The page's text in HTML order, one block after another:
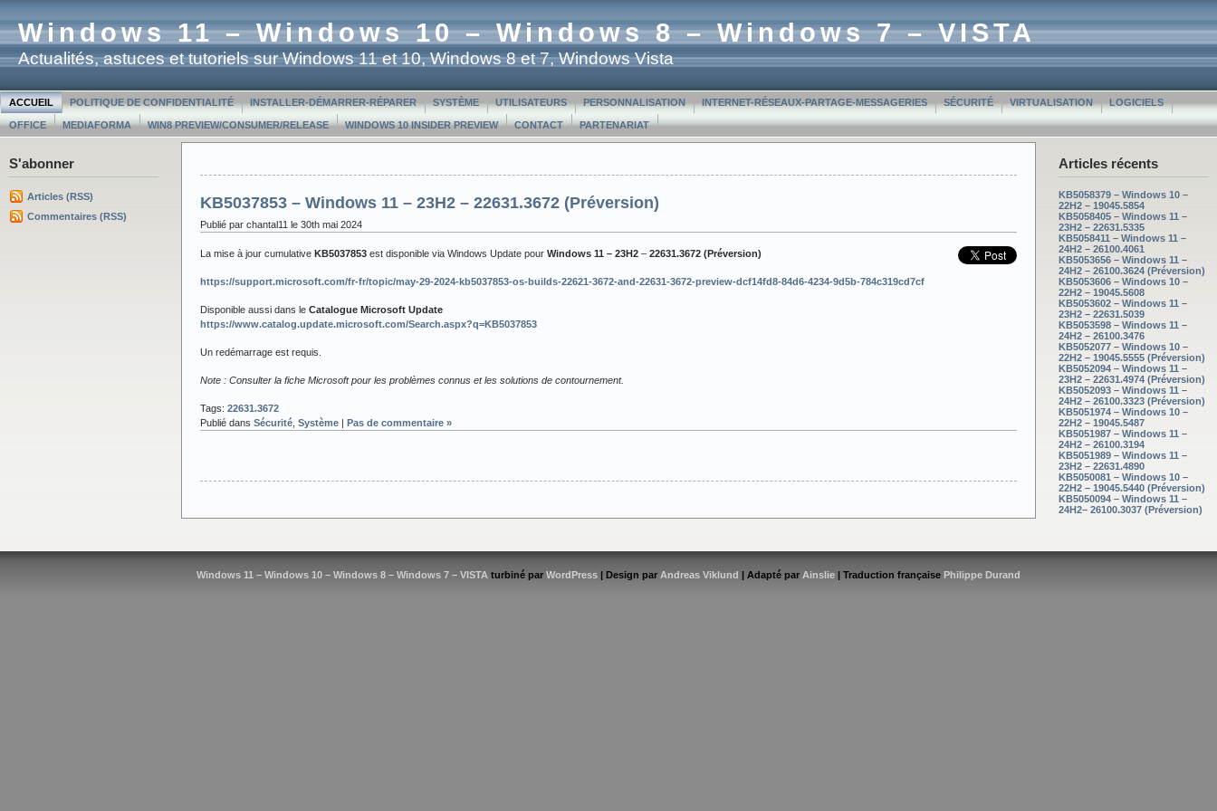
Windows 11 – Windows 10 – Windows 8 – Windows 7 – VISTA
Actualités, astuces et tutoriels sur Windows 11 et 10, Windows 8 et 7, Windows Vista
ACCUEIL POLITIQUE DE CONFIDENTIALITÉ INSTALLER-DÉMARRER-RÉPARER SYSTÈME UTILISATEURS PERSONNALISATION INTERNET-RÉSEAUX-PARTAGE-MESSAGERIES SÉCURITÉ VIRTUALISATION LOGICIELS
OFFICE MEDIAFORMA WIN8 PREVIEW/CONSUMER/RELEASE WINDOWS 10 INSIDER PREVIEW CONTACT PARTENARIAT
S'abonner
Articles (RSS)
Commentaires (RSS)
Articles récents
KB5058379 – Windows 10 –
22H2 – 19045.5854
KB5058405 – Windows 11 –
23H2 – 22631.5335
KB5058411 – Windows 11 –
24H2 – 26100.4061
KB5053656 – Windows 11 –
24H2 – 26100.3624 (Préversion)
KB5053606 – Windows 10 –
22H2 – 19045.5608
KB5053602 – Windows 11 –
23H2 – 22631.5039
KB5053598 – Windows 11 –
24H2 – 26100.3476
KB5052077 – Windows 10 –
22H2 – 19045.5555 (Préversion)
KB5052094 – Windows 11 –
23H2 – 22631.4974 (Préversion)
KB5052093 – Windows 11 –
24H2 – 26100.3323 (Préversion)
KB5051974 – Windows 10 –
22H2 – 19045.5487
KB5051987 – Windows 11 –
24H2 – 26100.3194
KB5051989 – Windows 11 –
23H2 – 22631.4890
KB5050081 – Windows 10 –
22H2 – 19045.5440 (Préversion)
KB5050094 – Windows 11 –
24H2– 26100.3037 (Préversion)
KB5037853 – Windows 11 – 23H2 – 22631.3672 (Préversion)
Publié par chantal11 le 30th mai 2024
La mise à jour cumulative KB5037853 est disponible via Windows Update pour Windows 11 – 23H2 – 22631.3672 (Préversion)
https://support.microsoft.com/fr-fr/topic/may-29-2024-kb5037853-os-builds-22621-3672-and-22631-3672-preview-dcf14fd8-84d6-4234-9d5b-784c319cd7cf
Disponible aussi dans le Catalogue Microsoft Update
https://www.catalog.update.microsoft.com/Search.aspx?q=KB5037853
Un redémarrage est requis.
Note : Consulter la fiche Microsoft pour les problèmes connus et les solutions de contournement.
Tags: 22631.3672
Publié dans Sécurité Système | Pas de commentaire »
Windows 11 – Windows 10 – Windows 8 – Windows 7 – VISTA turbiné par WordPress | Design par Andreas Viklund | Adapté par Ainslie | Traduction française Philippe Durand